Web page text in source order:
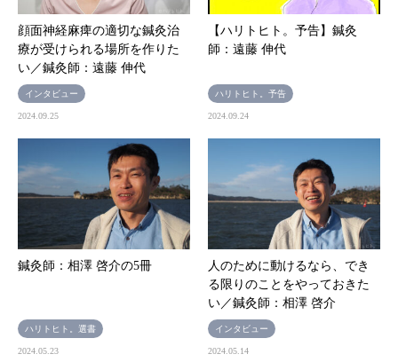
顔面神経麻痺の適切な鍼灸治
療が受けられる場所を作りた
い／鍼灸師：遠藤 伸代
インタビュー
2024.09.25
【ハリトヒト。予告】鍼灸
師：遠藤 伸代
ハリトヒト。予告
2024.09.24
鍼灸師：相澤 啓介の5冊
ハリトヒト。選書
2024.05.23
人のために動けるなら、でき
る限りのことをやっておきた
い／鍼灸師：相澤 啓介
インタビュー
2024.05.14